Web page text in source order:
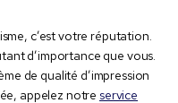
c’est votre réputation.
d’importance que vous.
de qualité d’impression
appelez notre service